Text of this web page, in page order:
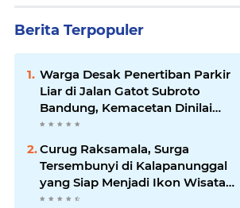
Berita Terpopuler
Warga Desak Penertiban Parkir
Liar di Jalan Gatot Subroto
Bandung, Kemacetan Dinilai
Makin Mengkhawatirkan
Curug Raksamala, Surga
Tersembunyi di Kalapanunggal
yang Siap Menjadi Ikon Wisata
Alam Baru Kabupaten